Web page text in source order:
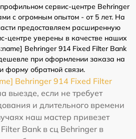
сервис-центре Behringer
с огромным опытом - от 5 лет. На
предоставляем расширенную
центре уверены в качестве наших
Behringer 914 Fixed Filter Bank
при оформлении заказа на
форму обратной связи.
Behringer 914 Fixed Filter
выезде, если не требует
и длительного времени
наш мастер привезет
Bank в сц Behringer в